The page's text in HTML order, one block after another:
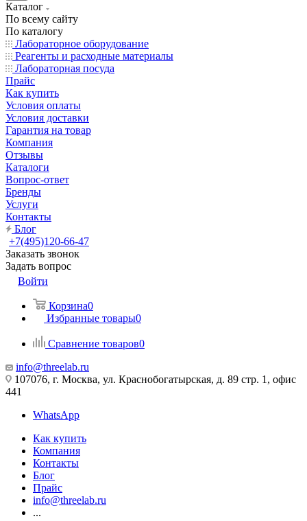
Каталог
По всему сайту
По каталогу
Лабораторное оборудование
Реагенты и расходные материалы
Лабораторная посуда
Прайс
Как купить
Условия оплаты
Условия доставки
Гарантия на товар
Компания
Отзывы
Каталоги
Вопрос-ответ
Бренды
Услуги
Контакты
Блог
+7(495)120-66-47
Заказать звонок
Задать вопрос
Войти
Корзина0
Избранные товары0
Сравнение товаров0
info@threelab.ru
107076, г. Москва, ул. Краснобогатырская, д. 89 стр. 1, офис
441
WhatsApp
Как купить
Компания
Контакты
Блог
Прайс
info@threelab.ru
...